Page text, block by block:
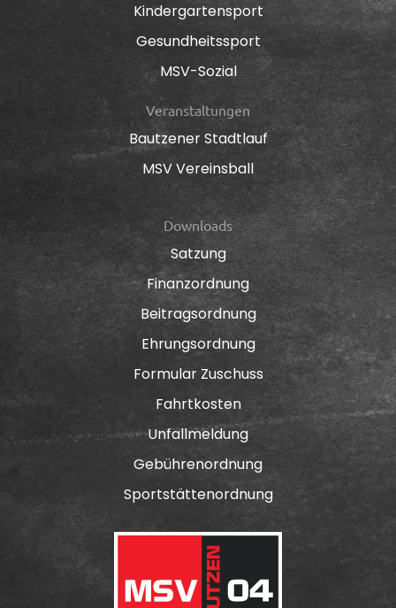
Kindergartensport
Gesundheitssport
MSV-Sozial
Veranstaltungen
Bautzener Stadtlauf
MSV Vereinsball
Downloads
Satzung
Finanzordnung
Beitragsordnung
Ehrungsordnung
Formular Zuschuss
Fahrtkosten
Unfallmeldung
Gebührenordnung
Sportstättenordnung